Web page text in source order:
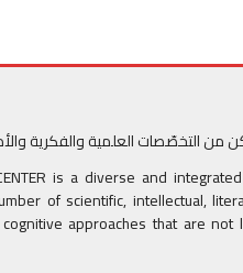
التخصّصات العلمية والفكرية
is a diverse and
of scientific, intellectual,
approaches that are